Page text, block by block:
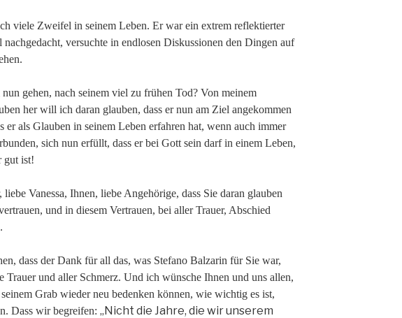
viele Zweifel in seinem Leben. Er war ein extrem reflektierter
nachgedacht, versuchte in endlosen Diskussionen den Dingen auf
gehen, nach seinem viel zu frühen Tod? Von meinem
her will ich daran glauben, dass er nun am Ziel angekommen
er als Glauben in seinem Leben erfahren hat, wenn auch immer
sich nun erfüllt, dass er bei Gott sein darf in einem Leben,
gut ist!
Vanessa, Ihnen, liebe Angehörige, dass Sie daran glauben
und in diesem Vertrauen, bei aller Trauer, Abschied
dass der Dank für all das, was Stefano Balzarin für Sie war,
Trauer und aller Schmerz. Und ich wünsche Ihnen und uns allen,
Grab wieder neu bedenken können, wie wichtig es ist,
Dass wir begreifen: „Nicht die Jahre, die wir unserem